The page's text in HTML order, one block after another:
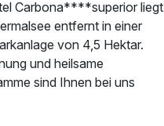
Carbona****superior liegt
entfernt in einer
von 4,5 Hektar.
und heilsame
sind Ihnen bei uns